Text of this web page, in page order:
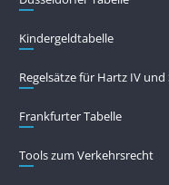
Kindergeldtabelle
Regelsätze für Hartz IV und
Frankfurter Tabelle
Tools zum Verkehrsrecht